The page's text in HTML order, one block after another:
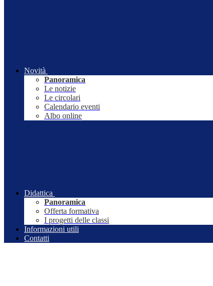
Novità
Panoramica
Le notizie
Le circolari
Calendario eventi
Albo online
Didattica
Panoramica
Offerta formativa
I progetti delle classi
Informazioni utili
Contatti